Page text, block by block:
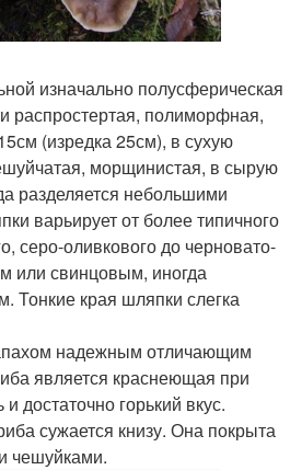
изначально полусферическая
распростертая, полиморфная,
(изредка 25см), в сухую
морщинистая, в сырую
разделяется небольшими
варьирует от более типичного
серо-оливкового до черновато-
или свинцовым, иногда
Тонкие края шляпки слегка
надежным отличающим
является краснеющая при
достаточно горький вкус.
сужается книзу. Она покрыта
чешуйками.